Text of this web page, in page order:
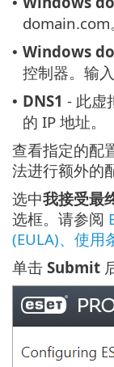
domain.com
• Windows
控制器。输
• DNS1 - 此虚
的 IP 地址。
查看指定的配
法进行额外的
选中我接受最
选框。请参阅
(EULA)、使用
单击 Submit